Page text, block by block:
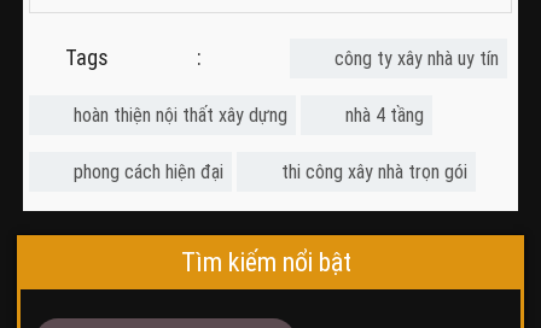
Tags : công ty xây nhà uy tín
hoàn thiện nội thất xây dựng nhà 4 tầng
phong cách hiện đại thi công xây nhà trọn gói
Tìm kiếm nổi bật